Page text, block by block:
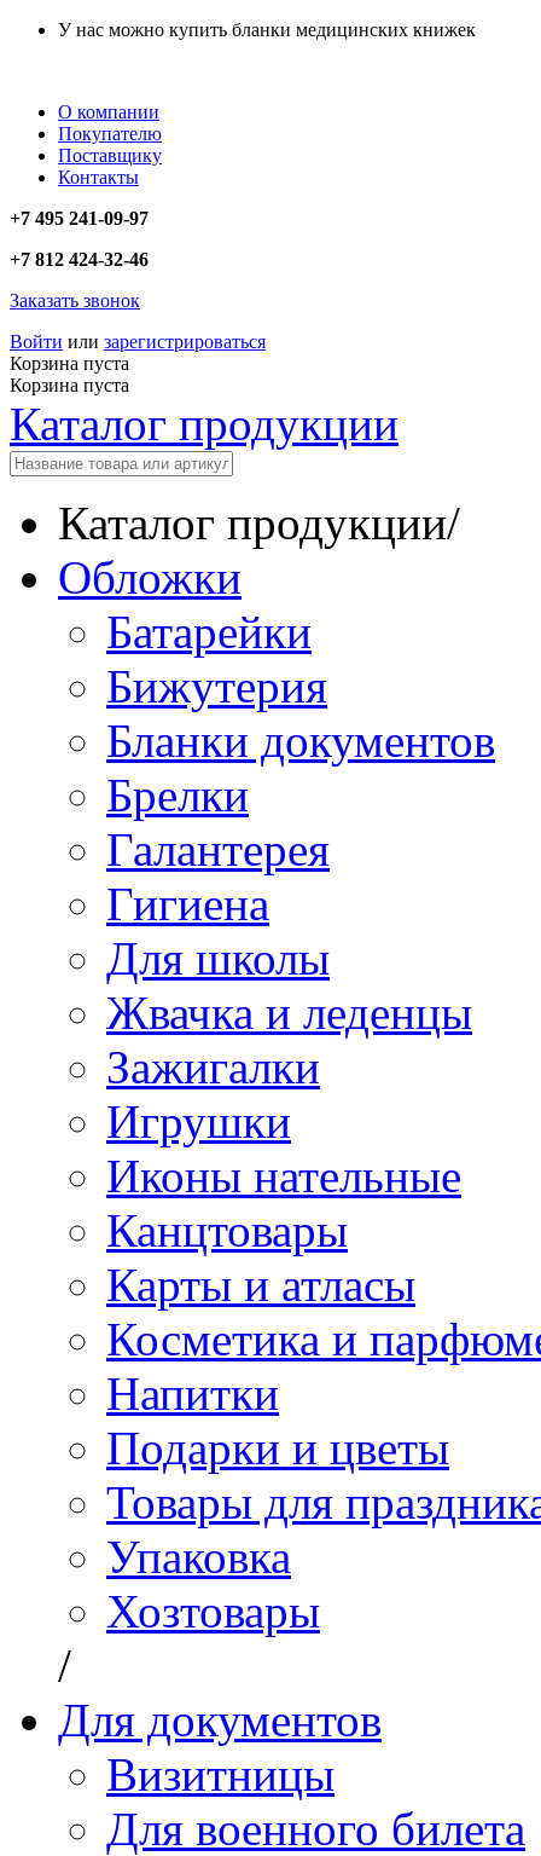
У нас можно купить бланки медицинских книжек
О компании
Покупателю
Поставщику
Контакты
+7 495 241-09-97
+7 812 424-32-46
Заказать звонок
Войти или зарегистрироваться
Корзина пуста
Корзина пуста
Каталог продукции
Каталог продукции/
Обложки
Батарейки
Бижутерия
Бланки документов
Брелки
Галантерея
Гигиена
Для школы
Жвачка и леденцы
Зажигалки
Игрушки
Иконы нательные
Канцтовары
Карты и атласы
Косметика и
Напитки
Подарки и цветы
Товары для
Упаковка
Хозтовары
/
Для документов
Визитницы
Для военного билета